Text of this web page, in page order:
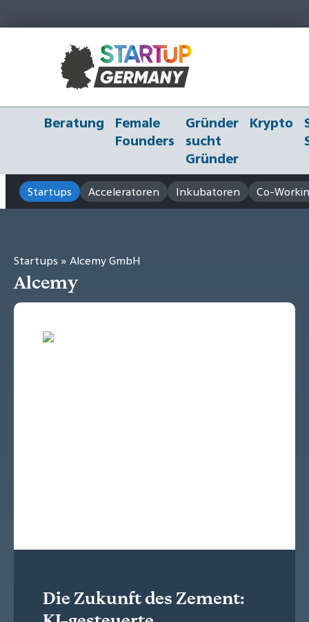
Beratung
Female
Founders
Gründer
sucht
Gründer
Krypto
Startups Acceleratoren Inkubatoren Co-
Startups » Alcemy GmbH
Alcemy
Die Zukunft des Zement: